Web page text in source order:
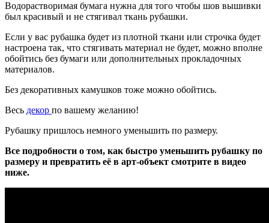
Водорастворимая бумага нужна для того чтобы шов вышивки
был красивый и не стягивал ткань рубашки.
Если у вас рубашка будет из плотной ткани или строчка будет
настроена так, что стягивать материал не будет, можно вполне
обойтись без бумаги или дополнительных прокладочных
материалов.
Без декоративных камушков тоже можно обойтись.
Весь декор по вашему желанию!
Рубашку пришлось немного уменьшить по размеру.
Все подробности о том, как быстро уменьшить рубашку по
размеру и превратить её в арт-объект смотрите в видео
ниже.